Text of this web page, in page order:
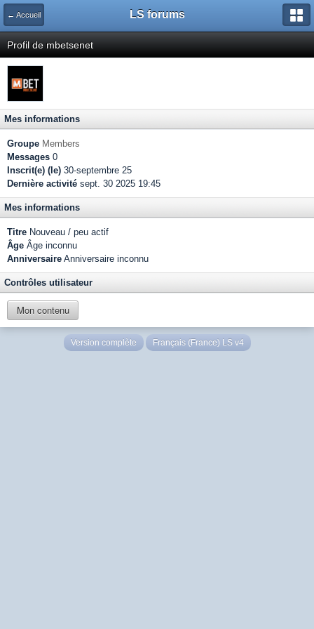
← Accueil LS forums
Profil de mbetsenet
Mes informations
Groupe Members
Messages 0
Inscrit(e) (le) 30-septembre 25
Dernière activité sept. 30 2025 19:45
Mes informations
Titre Nouveau / peu actif
Âge Âge inconnu
Anniversaire Anniversaire inconnu
Contrôles utilisateur
Mon contenu
Version complète Français (France) LS v4